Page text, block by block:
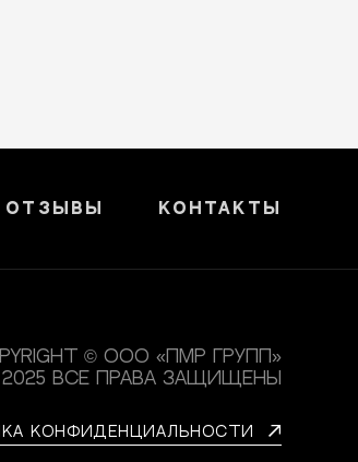
Отзывы Контакты
© ООО «ПМР групп»
2025 Все права защищены
конфиденциальности